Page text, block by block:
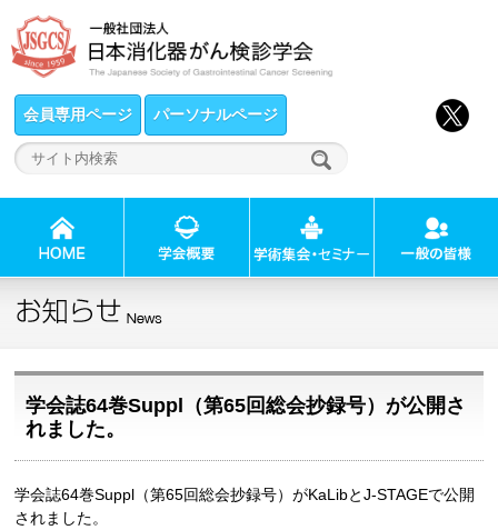
会員専用ページ パーソナルページ
学会誌64巻Suppl（第65回総会抄録号）が公開さ
れました。
学会誌64巻Suppl（第65回総会抄録号）がKaLibとJ-STAGEで公開
されました。